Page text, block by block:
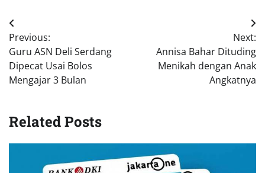
Navigasi
pos
Previous:
Guru ASN Deli Serdang
Dipecat Usai Bolos
Mengajar 3 Bulan
Next:
Annisa Bahar Dituding
Menikah dengan Anak
Angkatnya
Related Posts